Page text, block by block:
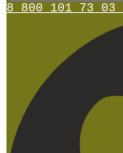
8 800 101 73 03